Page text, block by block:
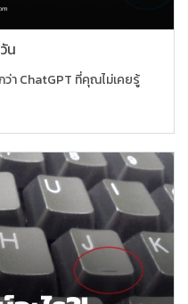
น
า ChatGPT ที่คุณไม่เคยรู้